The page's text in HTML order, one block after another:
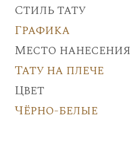
Стиль тату
Графика
Место нанесения
Тату на плече
Цвет
Чёрно-белые